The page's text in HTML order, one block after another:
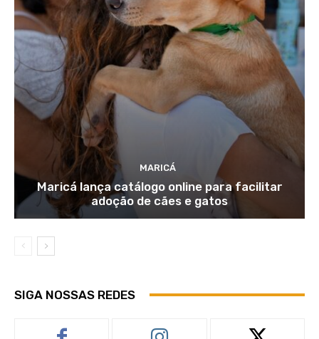
MARICÁ
Maricá lança catálogo online para facilitar
adoção de cães e gatos
SIGA NOSSAS REDES